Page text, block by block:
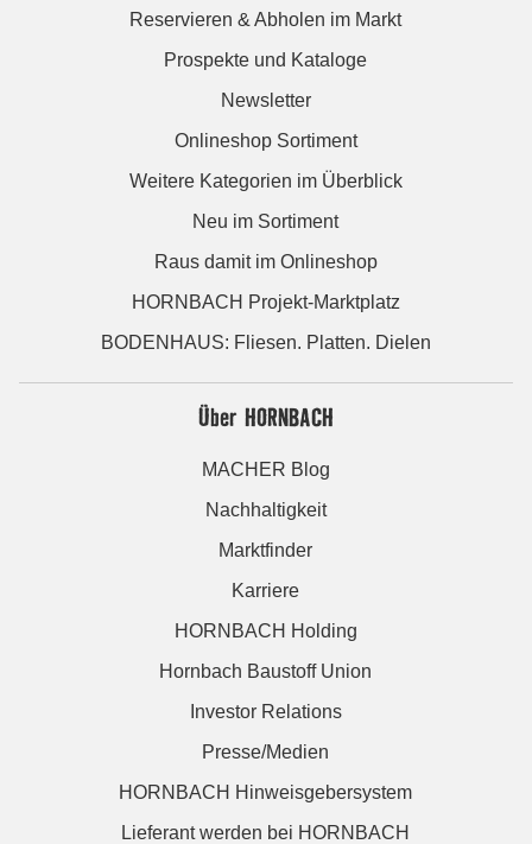
Reservieren & Abholen im Markt
Prospekte und Kataloge
Newsletter
Onlineshop Sortiment
Weitere Kategorien im Überblick
Neu im Sortiment
Raus damit im Onlineshop
HORNBACH Projekt-Marktplatz
BODENHAUS: Fliesen. Platten. Dielen
Über HORNBACH
MACHER Blog
Nachhaltigkeit
Marktfinder
Karriere
HORNBACH Holding
Hornbach Baustoff Union
Investor Relations
Presse/Medien
HORNBACH Hinweisgebersystem
Lieferant werden bei HORNBACH